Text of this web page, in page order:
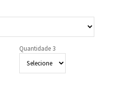
Quantidade 3